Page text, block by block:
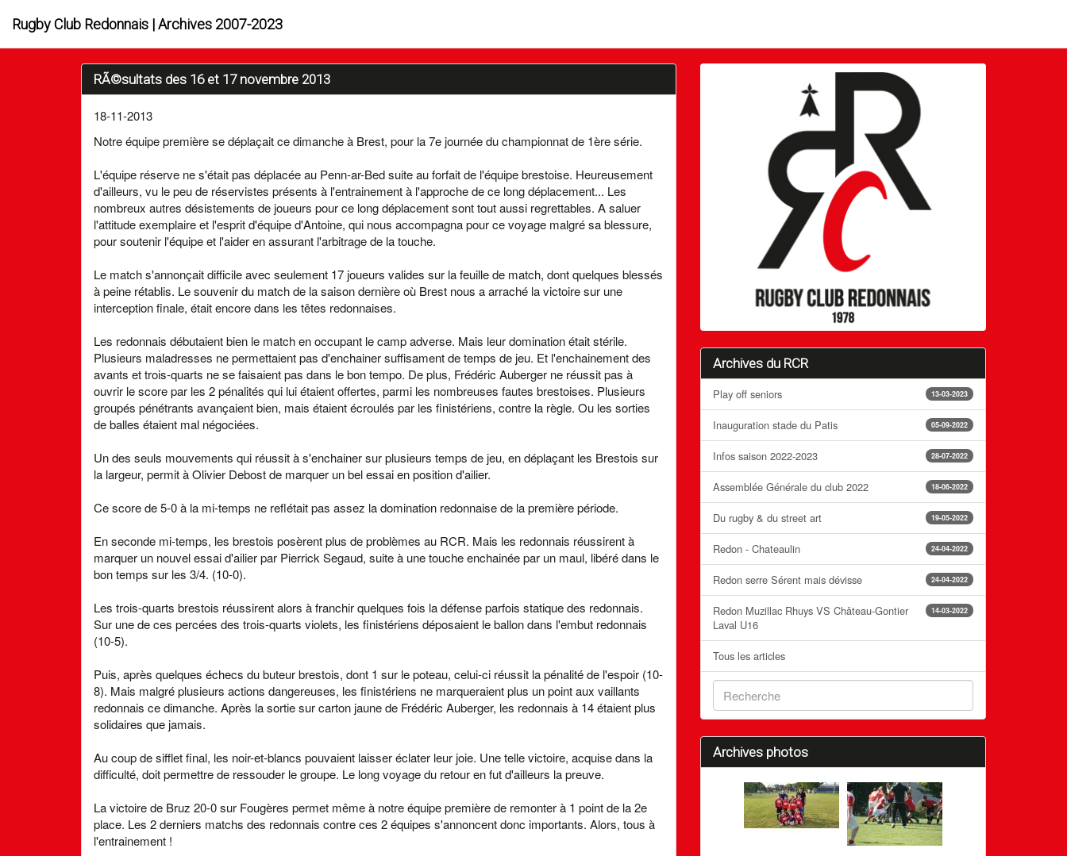
Rugby Club Redonnais | Archives 2007-2023
RÃ©sultats des 16 et 17 novembre 2013
18-11-2013
Notre équipe première se déplaçait ce dimanche à Brest, pour la 7e journée du championnat de 1ère série.
L'équipe réserve ne s'était pas déplacée au Penn-ar-Bed suite au forfait de l'équipe brestoise. Heureusement
d'ailleurs, vu le peu de réservistes présents à l'entrainement à l'approche de ce long déplacement... Les
nombreux autres désistements de joueurs pour ce long déplacement sont tout aussi regrettables. A saluer
l'attitude exemplaire et l'esprit d'équipe d'Antoine, qui nous accompagna pour ce voyage malgré sa blessure,
pour soutenir l'équipe et l'aider en assurant l'arbitrage de la touche.
Le match s'annonçait difficile avec seulement 17 joueurs valides sur la feuille de match, dont quelques blessés
à peine rétablis. Le souvenir du match de la saison dernière où Brest nous a arraché la victoire sur une
interception finale, était encore dans les têtes redonnaises.
Les redonnais débutaient bien le match en occupant le camp adverse. Mais leur domination était stérile.
Plusieurs maladresses ne permettaient pas d'enchainer suffisament de temps de jeu. Et l'enchainement des
avants et trois-quarts ne se faisaient pas dans le bon tempo. De plus, Frédéric Auberger ne réussit pas à
ouvrir le score par les 2 pénalités qui lui étaient offertes, parmi les nombreuses fautes brestoises. Plusieurs
groupés pénétrants avançaient bien, mais étaient écroulés par les finistériens, contre la règle. Ou les sorties
de balles étaient mal négociées.
Un des seuls mouvements qui réussit à s'enchainer sur plusieurs temps de jeu, en déplaçant les Brestois sur
la largeur, permit à Olivier Debost de marquer un bel essai en position d'ailier.
Ce score de 5-0 à la mi-temps ne reflétait pas assez la domination redonnaise de la première période.
En seconde mi-temps, les brestois posèrent plus de problèmes au RCR. Mais les redonnais réussirent à
marquer un nouvel essai d'ailier par Pierrick Segaud, suite à une touche enchainée par un maul, libéré dans le
bon temps sur les 3/4. (10-0).
Les trois-quarts brestois réussirent alors à franchir quelques fois la défense parfois statique des redonnais.
Sur une de ces percées des trois-quarts violets, les finistériens déposaient le ballon dans l'embut redonnais
(10-5).
Puis, après quelques échecs du buteur brestois, dont 1 sur le poteau, celui-ci réussit la pénalité de l'espoir (10-
8). Mais malgré plusieurs actions dangereuses, les finistériens ne marqueraient plus un point aux vaillants
redonnais ce dimanche. Après la sortie sur carton jaune de Frédéric Auberger, les redonnais à 14 étaient plus
solidaires que jamais.
Au coup de sifflet final, les noir-et-blancs pouvaient laisser éclater leur joie. Une telle victoire, acquise dans la
difficulté, doit permettre de ressouder le groupe. Le long voyage du retour en fut d'ailleurs la preuve.
La victoire de Bruz 20-0 sur Fougères permet même à notre équipe première de remonter à 1 point de la 2e
place. Les 2 derniers matchs des redonnais contre ces 2 équipes s'annoncent donc importants. Alors, tous à
l'entrainement !
Archives du RCR
13-03-2023
Play off seniors
05-09-2022
Inauguration stade du Patis
28-07-2022
Infos saison 2022-2023
18-06-2022
Assemblée Générale du club 2022
19-05-2022
Du rugby & du street art
24-04-2022
Redon - Chateaulin
24-04-2022
Redon serre Sérent mais dévisse
14-03-2022
Redon Muzillac Rhuys VS Château-Gontier
Laval U16
Tous les articles
Archives photos